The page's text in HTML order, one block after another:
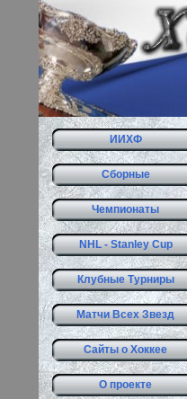
ИИХФ
Сборные
Чемпионаты
NHL - Stanley Cup
Клубные Турниры
Матчи Всех Звезд
Сайты о Хоккее
О проекте